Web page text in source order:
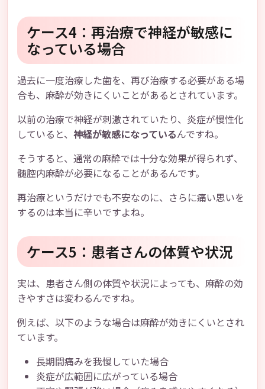
ケース4：再治療で神経が敏感に
なっている場合
過去に一度治療した歯を、再び治療する必要がある場
合も、麻酔が効きにくいことがあるとされています。
以前の治療で神経が刺激されていたり、炎症が慢性化
していると、 神経が敏感になっているんですね。
そうすると、通常の麻酔では十分な効果が得られず、
髄腔内麻酔が必要になることがあるんです。
再治療というだけでも不安なのに、さらに痛い思いを
するのは本当に辛いですよね。
ケース5：患者さんの体質や状況
実は、患者さん側の体質や状況によっても、麻酔の効
きやすさは変わるんですね。
例えば、以下のような場合は麻酔が効きにくいとされ
ています。
長期間痛みを我慢していた場合
炎症が広範囲に広がっている場合